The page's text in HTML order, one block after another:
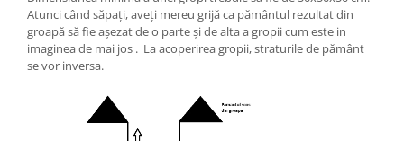
Atunci când săpați, aveți mereu grijă ca pământul rezultat din
groapă să fie așezat de o parte și de alta a gropii cum este in
imaginea de mai jos . La acoperirea gropii, straturile de pământ
se vor inversa.